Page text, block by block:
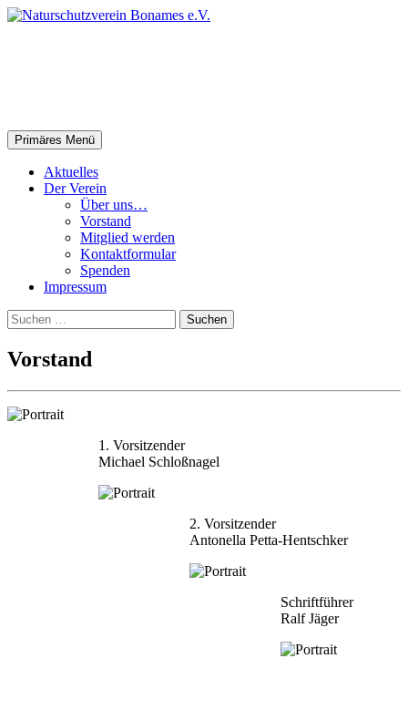
Zum
Suchen
Primäres Menü
Aktuelles
Der Verein
Über uns…
Vorstand
Mitglied werden
Kontaktformular
Spenden
Impressum
Suchen
nach:
Vorstand
1. Vorsitzender
Michael Schloßnagel
2. Vorsitzender
Antonella Petta-Hentschker
Schriftführer
Ralf Jäger